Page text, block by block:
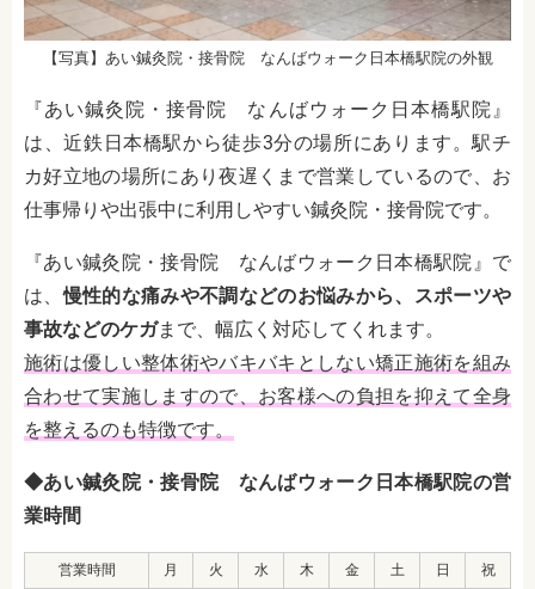
【写真】あい鍼灸院・接骨院 なんばウォーク日本橋駅院の外観
『あい鍼灸院・接骨院 なんばウォーク日本橋駅院』
は、近鉄日本橋駅から徒歩3分の場所にあります。駅チ
カ好立地の場所にあり夜遅くまで営業しているので、お
仕事帰りや出張中に利用しやすい鍼灸院・接骨院です。
『あい鍼灸院・接骨院 なんばウォーク日本橋駅院』で
は、慢性的な痛みや不調などのお悩みから、スポーツや
事故などのケガまで、幅広く対応してくれます。
施術は優しい整体術やバキバキとしない矯正施術を組み
合わせて実施しますので、お客様への負担を抑えて全身
を整えるのも特徴です。
◆あい鍼灸院・接骨院 なんばウォーク日本橋駅院の営
業時間
営業時間 月 火 水 木 金 土 日 祝